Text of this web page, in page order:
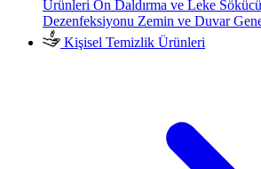
Ürünleri Ön Daldırma ve Leke
Dezenfeksiyonu Zemin ve Duvar
Kişisel Temizlik Ürünleri